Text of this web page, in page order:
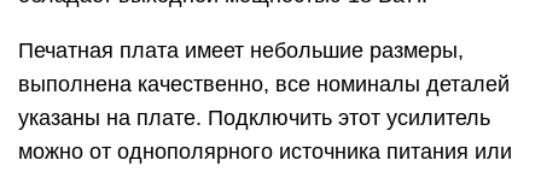
Печатная плата имеет небольшие размеры,
выполнена качественно, все номиналы деталей
указаны на плате. Подключить этот усилитель
можно от однополярного источника питания или